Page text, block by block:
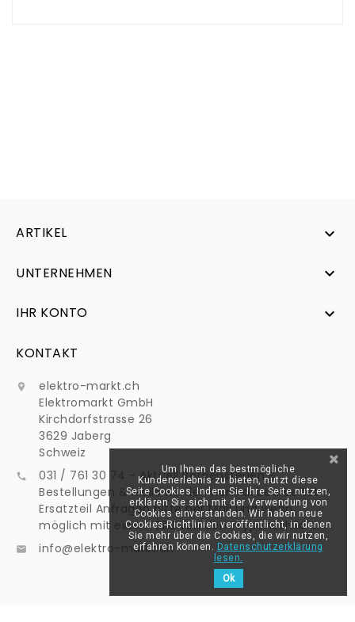
ARTIKEL 
UNTERNEHMEN 
IHR KONTO 
KONTAKT

elektro-markt.ch
Elektromarkt GmbH
Kirchdorfstrasse 26
3629 Jaberg
Schweiz

031 / 761 30 74 - Aktuell Betriebsferien -
Bestellungen & Mails werden normal bearbeitet -
Ersatzteil Anfragen bitte per Mail und wenn
möglich mit einem Bild von dem Typenschild an:
 info@elektro-markt.ch
Um Ihnen das bestmögliche
Kundenerlebnis zu bieten, nutzt diese
Seite Cookies. Indem Sie Ihre Seite nutzen,
erklären Sie sich mit der Verwendung von
Cookies einverstanden. Wir haben neue
Cookies-Richtlinien veröffentlicht, in denen
Sie mehr über die Cookies, die wir nutzen,
erfahren können. Datenschutzerklärung
lesen.
Ok